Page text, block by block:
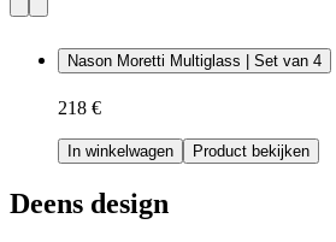
Nason Moretti Multiglass | Set van 4
218 €
In winkelwagen Product bekijken
Deens design